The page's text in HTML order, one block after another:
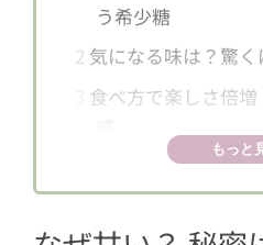
う希少糖
2 気になる味は？驚く
食べ方で楽しさ倍
価格は？どこで買え
もっと